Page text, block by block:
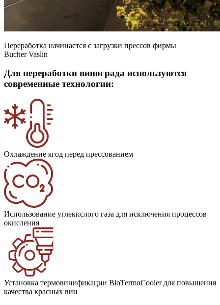
Переработка начинается с загрузки прессов фирмы
Bucher Vaslin
Для переработки винограда используются
современные технологии:
Охлаждение ягод перед прессованием
Использование углекислого газа для исключения процессов
окисления
Установка термовинификации BioTermoCooler для повышения
качества красных вин